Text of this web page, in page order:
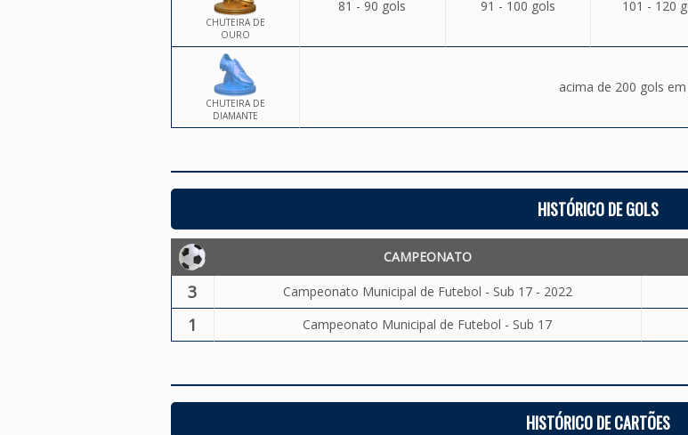
CHUTEIRA DE
OURO
81 - 90 gols 91 - 100 gols 101 - 120
CHUTEIRA DE
DIAMANTE
acima de 200 gols
HISTÓRICO DE GOLS
CAMPEONATO
3 Campeonato Municipal de Futebol - Sub 17 - 2022
1 Campeonato Municipal de Futebol - Sub 17
HISTÓRICO DE CARTÕES